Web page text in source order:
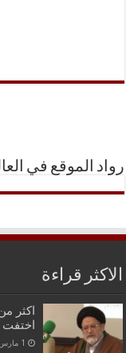
رواد الموقع في
الاكثر قراءة
اختفت
1 مارس,2018